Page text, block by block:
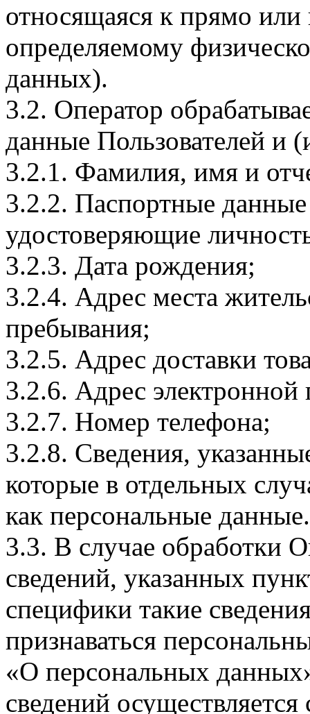
относящаяся к прямо
определяемому
данных).
3.2. Оператор
данные Пользователей и
3.2.1. Фамилия, имя и
3.2.2. Паспортные
удостоверяющие
3.2.3. Дата рождения;
3.2.4. Адрес места
пребывания;
3.2.5. Адрес доставки
3.2.6. Адрес электронной
3.2.7. Номер телефона;
3.2.8. Сведения,
которые в отдельных
как персональные данные.
3.3. В случае обработки
сведений, указанных
специфики такие
признаваться
«О персональных
сведений